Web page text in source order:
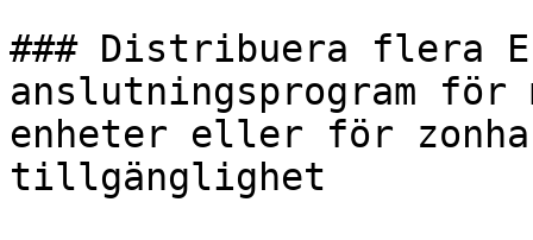
### Distribuera flera
anslutningsprogram för
enheter eller för
tillgänglighet